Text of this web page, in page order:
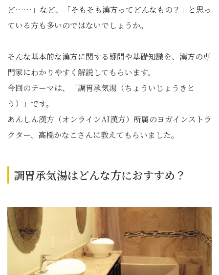
ど……」など、「そもそも漢方ってどんなもの？」と思っ
ている方も多いのではないでしょうか。
そんな基本的な漢方に関する疑問や基礎知識を、漢方の専
門家にわかりやすく解説してもらいます。
今回のテーマは、「調胃承気湯（ちょういじょうきと
う）」です。
あんしん漢方（オンラインAI漢方）所属のヨガインストラ
クター、高橋かなこさんに教えてもらいました。
調胃承気湯はどんな方におすすめ？